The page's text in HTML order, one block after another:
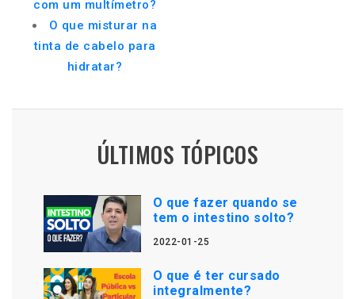
com um multímetro?
O que misturar na
tinta de cabelo para
hidratar?
ÚLTIMOS TÓPICOS
O que fazer quando se
tem o intestino solto?
2022-01-25
O que é ter cursado
integralmente?